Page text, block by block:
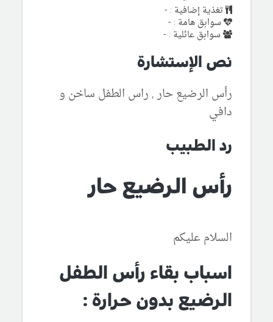
تغذية إضافية : -
سوابق هامة : -
سوابق عائلية : -
نص الإستشارة
رأس الرضيع حار , راس الطفل ساخن و
دافي
رد الطبيب
رأس الرضيع حار
السلام عليكم
اسباب بقاء رأس الطفل
الرضيع بدون حرارة :